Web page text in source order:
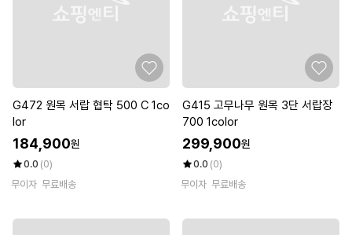
G472 원목 서랍 협탁 500 C 1co
lor
184,900원
0.0 (0)
무이자 무료배송
G415 고무나무 원목 3단 서랍장
700 1color
299,900원
0.0 (0)
무이자 무료배송